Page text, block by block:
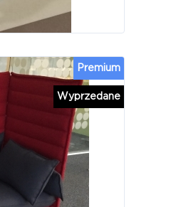
Wyprzedane
Premium